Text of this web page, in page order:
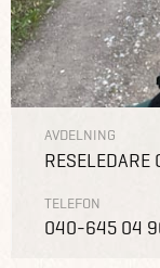
AVDELNING
RESELEDARE
TELEFON
040-645 04